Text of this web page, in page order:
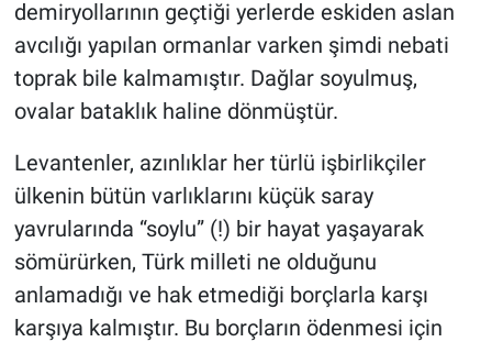
demiryollarının geçtiği yerlerde eskiden aslan
avcılığı yapılan ormanlar varken şimdi nebati
toprak bile kalmamıştır. Dağlar soyulmuş,
ovalar bataklık haline dönmüştür.
Levantenler, azınlıklar her türlü işbirlikçiler
ülkenin bütün varlıklarını küçük saray
yavrularında “soylu” (!) bir hayat yaşayarak
sömürürken, Türk milleti ne olduğunu
anlamadığı ve hak etmediği borçlarla karşı
karşıya kalmıştır. Bu borçların ödenmesi için